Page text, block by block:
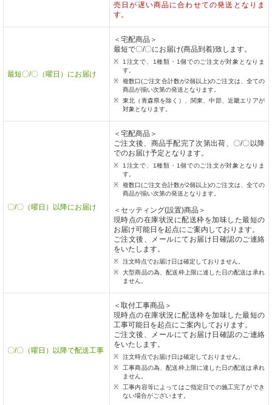
売日が遅い商品に合わせての発送となりま
す。
最短〇/〇（曜日）にお届け
＜宅配商品＞
最短で〇/〇にお届け(商品到着)致します。
1注文で、1種類・1個でのご注文が対象となりま
す。
複数口(ご注文合計数が2個以上)のご注文は、全ての
商品が揃い次第の発送となります。
東北（青森県を除く）、関東、中部、近畿エリアが
対象となります。
〇/〇（曜日）以降にお届け
＜宅配商品＞
ご注文後、商品手配完了次第出荷、〇/〇以降
でのお届け予定となります。
1注文で、1種類・1個でのご注文が対象となりま
す。
複数口(ご注文合計数が2個以上)のご注文は、全ての
商品が揃い次第の発送となります。
＜セッティング(設置)商品＞
現時点の在庫状況に配送枠を加味した最短の
お届け可能日を起点にご案内しております。
ご注文後、メールにてお届け日確認のご連絡
をいたします。
注文時点でお届け日は確定しておりません。
大型商品の為、配送枠上限に達した日の配送は承れ
ません。
〇/〇（曜日）以降で配送工事
＜取付工事商品＞
現時点の在庫状況に配送枠を加味した最短の
工事可能日を起点にご案内しております。
ご注文後、メールにてお届け日確認のご連絡
をいたします。
注文時点でお届け日は確定しておりません。
工事商品の為、配送枠上限に達した日の配送は承れ
ません。
工事内容等によってはご指定日での施工完了ができ
ない場合がございます。